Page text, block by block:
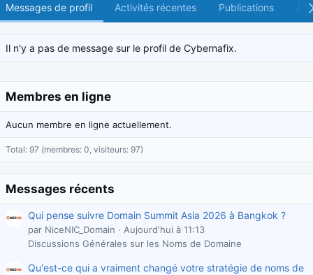
Messages de profil Activités récentes Publications À
Il n'y a pas de message sur le profil de Cybernafix.
Membres en ligne
Aucun membre en ligne actuellement.
Total: 97 (membres: 0, visiteurs: 97)
Messages récents
Qui pense suivre Domain Summit Asia 2026 à Bangkok ?
par NiceNIC_Domain
Aujourd'hui à 11:13
Discussions Générales sur les Noms de Domaine
Qu'est-ce qui a vraiment changé votre stratégie de noms de